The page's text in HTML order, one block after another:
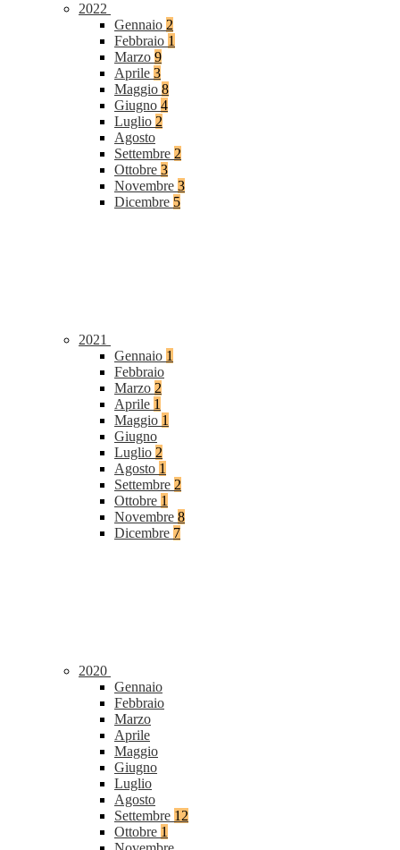
2022
Gennaio 2
Febbraio 1
Marzo 9
Aprile 3
Maggio 8
Giugno 4
Luglio 2
Agosto
Settembre 2
Ottobre 3
Novembre 3
Dicembre 5
2021
Gennaio 1
Febbraio
Marzo 2
Aprile 1
Maggio 1
Giugno
Luglio 2
Agosto 1
Settembre 2
Ottobre 1
Novembre 8
Dicembre 7
2020
Gennaio
Febbraio
Marzo
Aprile
Maggio
Giugno
Luglio
Agosto
Settembre 12
Ottobre 1